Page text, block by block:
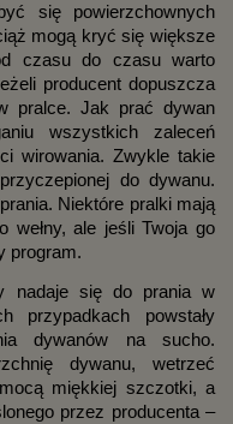
się powierzchownych
mogą kryć się większe
czasu do czasu warto
producent dopuszcza
pralce. Jak prać dywan
wszystkich zaleceń
wirowania. Zwykle takie
do dywanu.
Niektóre pralki mają
wełny, ale jeśli Twoja go
program.
nadaje się do prania w
powstały
dywanów na sucho.
dywanu, wetrzeć
miękkiej szczotki, a
przez producenta –